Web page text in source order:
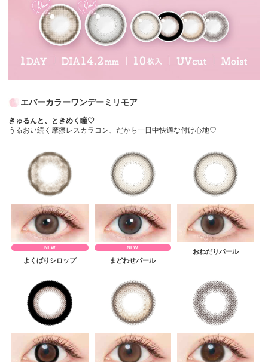
エバーカラーワンデーミリモア
きゅるんと、ときめく瞳♡
うるおい続く摩擦レスカラコン、だから一日中快適な付け心地♡
NEW
よくばりシロップ
NEW
まどわせパール
おねだりパール